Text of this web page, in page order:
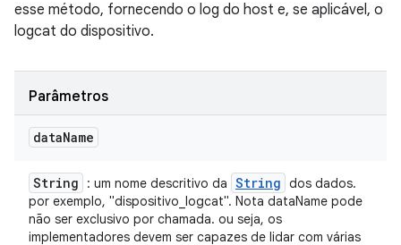
esse método, fornecendo o log do host e, se aplicável, o
logcat do dispositivo.
Parâmetros
dataName
String : um nome descritivo da String dos dados.
por exemplo, "dispositivo_logcat". Nota dataName pode
não ser exclusivo por chamada. ou seja, os
implementadores devem ser capazes de lidar com várias